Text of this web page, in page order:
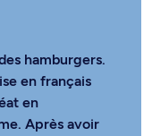
hamburgers.
en français
en
Après avoir